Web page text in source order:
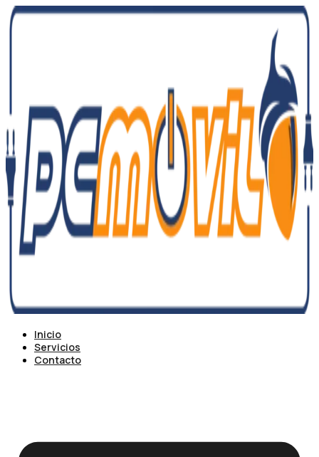
Ir
al
Inicio
Servicios
Contacto